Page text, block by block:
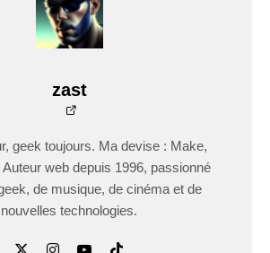
zast
geek toujours. Ma devise : Make,
Auteur web depuis 1996, passionné
de musique, de cinéma et de
nouvelles technologies.